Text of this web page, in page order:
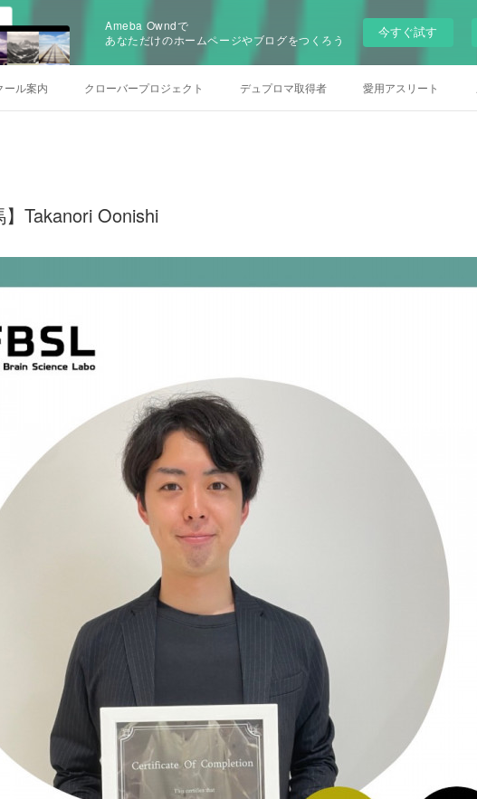
Ameba Owndで
あなただけのホームページやブログをつくろう
今すぐ試す
ール案内 クローバープロジェクト デュプロマ取得者 愛用アスリート
】Takanori Oonishi